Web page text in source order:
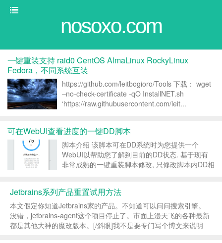
nosoxo.com
一键重装支持 raid0 CentOS AlmaLinux RockyLinux
Fedora，不同系统互装
https://github.com/leitbogioro/Tools 下载： wget
–no-check-certificate -qO InstallNET.sh
‘https://raw.githubusercontent.com/leit...
可在WebUI查看进度的一键DD脚本
脚本介绍 该脚本可在DD系统时为您提供一个
WebUI以帮助您了解到目前的DD状态. 基于现有
非常成熟的一键重装脚本修改, 只修改脚本内DD相
一样)...
Jetbrains系列产品重置试用方法
本文假定你知道Jetbrains家的产品。不知道可以问问搜索引擎。
没错，jetbrains-agent这个项目停止了。市面上漫天飞的各种最新
都是其他大神的魔改版本。[/斜眼]我不是要专门写个博文来说明